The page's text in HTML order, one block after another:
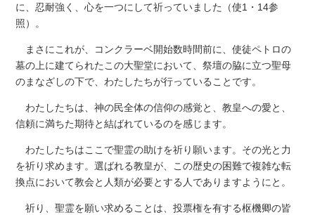
に、忍耐強く、心を一つにして祈っていました（使1・14参
照）。
まさにこれが、コンクラーベ開始数時間前に、使徒ペトロの
墓の上に建てられたこの大聖堂において、祭壇の脇に立つ聖母
のまなざしの下で、わたしたちが行っていることです。
わたしたちは、神の民全体の信仰の感覚と、教皇への愛と、
信頼に満ちた期待と結ばれているのを感じます。
わたしたちはここで聖霊の助けを祈り願います。その光と力
を祈り求めます。選ばれる教皇が、この歴史の困難で複雑な転
換点において教会と人類が必要とする人でありますようにと。
祈り、聖霊を願い求めることは、投票権を有する枢機卿の皆